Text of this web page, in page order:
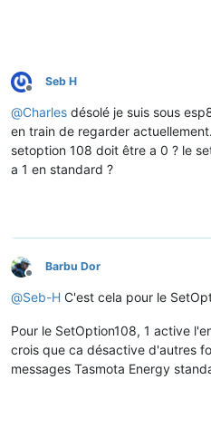
Offline
Seb H
@Charles désolé je suis sous
en train de regarder
setoption 108 doit être a 0 ? le
a 1 en standard ?
Offline
Barbu Dor
@Seb-H C'est cela pour le
Pour le SetOption108, 1 active
crois que ca désactive d'autres
messages Tasmota Energy